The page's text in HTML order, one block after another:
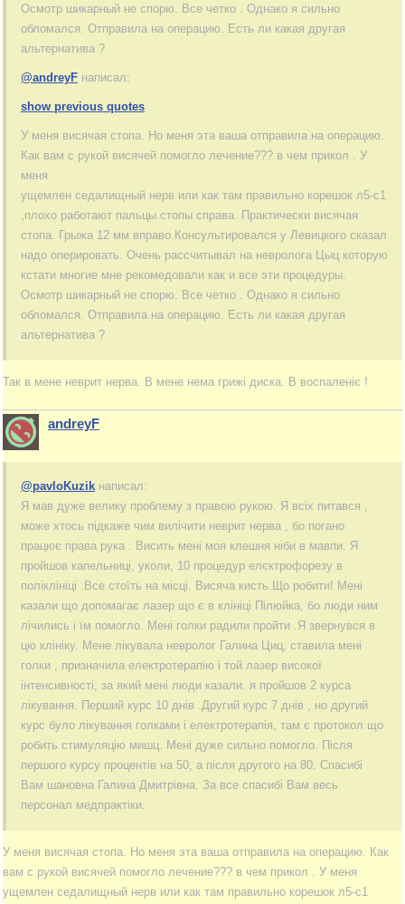
Осмотр шикарный не спорю. Все четко . Однако я сильно
обломался. Отправила на операцию. Есть ли какая другая
альтернатива ?
@andreyF написал:
show previous quotes
У меня висячая стопа. Но меня эта ваша отправила на операцию.
Как вам с рукой висячей помогло лечение??? в чем прикол . У
меня
ущемлен седалищный нерв или как там правильно корешок л5-с1
,плохо работают пальцы стопы справа. Практически висячая
стопа. Грыжа 12 мм вправо.Консультировался у Левицкого сказал
надо оперировать. Очень рассчитывал на невролога Цыц которую
кстати многие мне рекомедовали как и все эти процедуры.
Осмотр шикарный не спорю. Все четко . Однако я сильно
обломался. Отправила на операцию. Есть ли какая другая
альтернатива ?
Так в мене неврит нерва. В мене нема грижі диска. В воспаленіє !
andreyF
@pavloKuzik написал:
Я мав дуже велику проблему з правою рукою. Я всіх питався ,
може хтось підкаже чим вилічити неврит нерва , бо погано
працює права рука . Висить мені моя клешня ніби в мавпи. Я
пройшов капельниці, уколи, 10 процедур елєктрофорезу в
поліклініці .Все стоїть на місці. Висяча кисть.Що робити! Мені
казали що допомагає лазер що є в клініці Пілюйка, бо люди ним
лічились і їм помогло. Мені голки радили пройти .Я звернувся в
цю клініку. Мене лікувала невролог Галина Циц, ставила мені
голки , призначила електротерапію і той лазер високої
інтенсивності, за який мені люди казали. я пройшов 2 курса
лікування. Перший курс 10 днів .Другий курс 7 днів , но другий
курс було лікування голками і електротерапія, там є протокол що
робить стимуляцію мишц. Мені дуже сильно помогло. Після
першого курсу процентів на 50, а після другого на 80. Спасибі
Вам шановна Галина Дмитрівна. За все спасибі Вам весь
персонал медпрактіки.
У меня висячая стопа. Но меня эта ваша отправила на операцию. Как
вам с рукой висячей помогло лечение??? в чем прикол . У меня
ущемлен седалищный нерв или как там правильно корешок л5-с1